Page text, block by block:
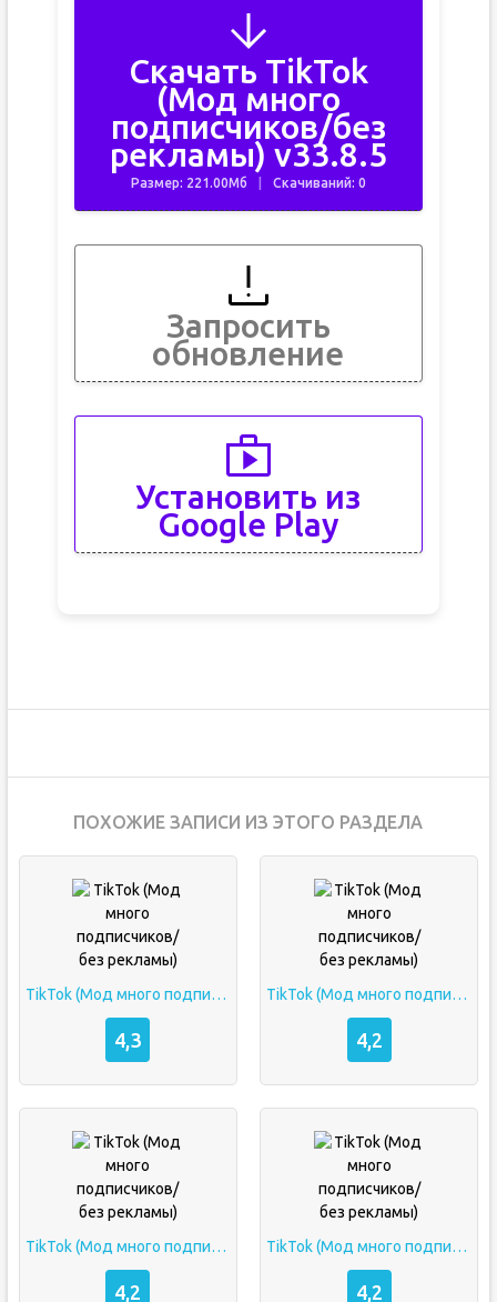
Скачать TikTok
(Мод много
подписчиков/без
рекламы) v33.8.5
Размер: 221.00Мб Скачиваний: 0
Запросить
обновление
Установить из
Google Play
ПОХОЖИЕ ЗАПИСИ ИЗ ЭТОГО РАЗДЕЛА
TikTok (Мод много подписчиков/без рекламы)
4,3
TikTok (Мод много подписчиков/без рекламы)
4,2
TikTok (Мод много подписчиков/без рекламы)
4,2
TikTok (Мод много подписчиков/без рекламы)
4,2